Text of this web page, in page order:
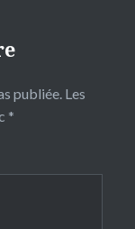
publiée.Les
*